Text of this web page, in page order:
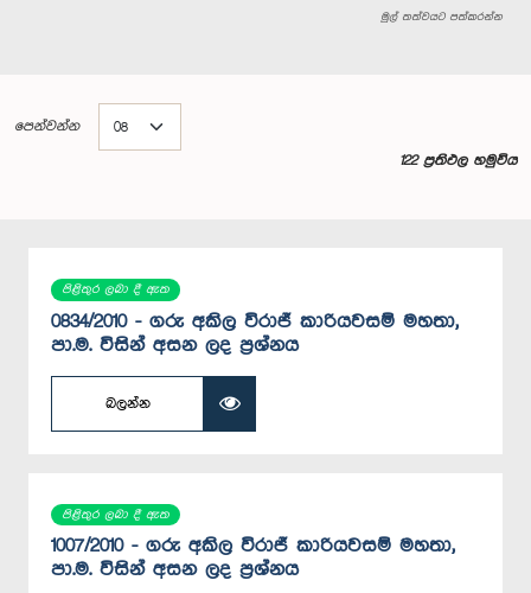
මුල් තත්වයට පත්කරන්න
පෙන්වන්න
122 ප්‍රතිඵල හමුවිය
පිළිතුර ලබා දී ඇත
0834/2010 - ගරු අකිල විරාජ් කාරියවසම් මහතා,
පා.ම. විසින් අසන ලද ප්‍රශ්නය
බලන්න
පිළිතුර ලබා දී ඇත
1007/2010 - ගරු අකිල විරාජ් කාරියවසම් මහතා,
පා.ම. විසින් අසන ලද ප්‍රශ්නය